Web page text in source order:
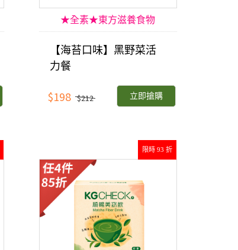
★全素★東方滋養食物
【海苔口味】黑野菜活
力餐
$198 $212 立即搶購
限時 93 折